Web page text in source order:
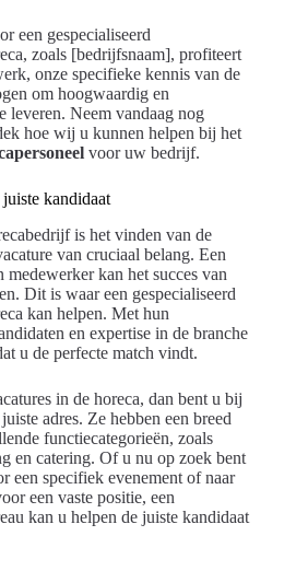
een gespecialiseerd
zoals [bedrijfsnaam], profiteert
onze specifieke kennis van de
om hoogwaardig en
leveren. Neem vandaag nog
hoe wij u kunnen helpen bij het
voor uw bedrijf.
kandidaat
is het vinden van de
van cruciaal belang. Een
kan het succes van
Dit is waar een gespecialiseerd
kan helpen. Met hun
en expertise in de branche
u de perfecte match vindt.
in de horeca, dan bent u bij
adres. Ze hebben een breed
functiecategorieën, zoals
en catering. Of u nu op zoek bent
een specifiek evenement of naar
een vaste positie, een
kan u helpen de juiste kandidaat